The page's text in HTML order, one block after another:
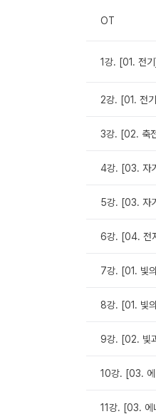
OT
1강. [01. 전
2강. [01. 전
3강. [02. 축
4강. [03. 자
5강. [03. 자
6강. [04. 전
7강. [01. 빛
8강. [01. 빛
9강. [02. 빛
10강. [03. 에
11강. [03. 에